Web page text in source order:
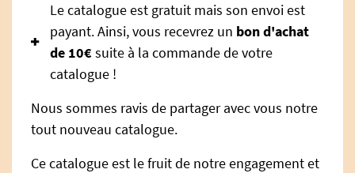
Le catalogue est gratuit mais son envoi est
payant. Ainsi, vous recevrez un bon d'achat
de 10€suite à la commande de votre
catalogue !
Nous sommes ravis de partager avec vous notre
tout nouveau catalogue.
Ce catalogue est le fruit de notre engagement et